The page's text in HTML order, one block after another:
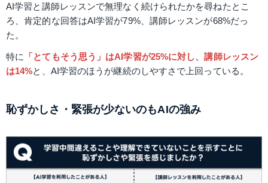
AI学習と講師レッスンで無理なく続けられたかを尋ねたとこ
ろ、肯定的な回答はAI学習が79%、講師レッスンが68%だっ
た。
特に
「とてもそう思う」はAI学習が25%に対し、講師レッスン
は14%と、AI学習のほうが継続のしやすさで上回っている。
恥ずかしさ・緊張が少ないのもAIの強み